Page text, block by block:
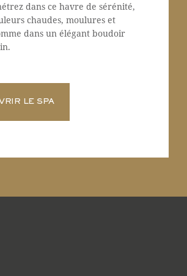
dans ce havre de sérénité,
chaudes, moulures et
dans un élégant boudoir
LE SPA